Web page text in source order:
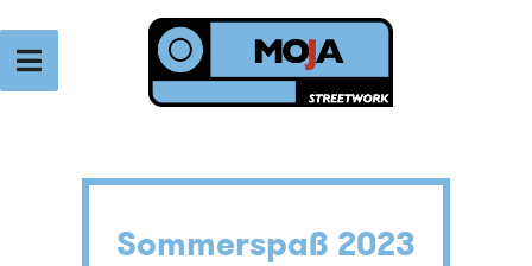
Inhalt
springen
Sommerspaß 2023